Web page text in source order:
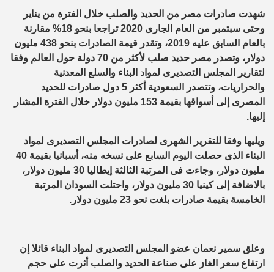
شهدت صادرات مصر من الحديد والصلب خلال الفترة من يناير
وحتى سبتمبر من العام الجارى 2020 تراجعا بنحو 18% مقارنة
بالعام السابق عليه 2019، وتقدر قيمة الصادرات بنحو 438 مليون
دولار، وتصدر مصر حديد صلب لأكثر من 70 دولة حول العالم وفقا
لتقارير المجلس التصديرى لمواد البناء والسلع المعدنية
والحراريات، وتتصدر السعودية أكثر 5 دول صادرات للحديد
المصرى إلى أسواقها بقيمة 153 مليون دولار خلال الفترة المشار
إليها.
ويليها وفقا للتقرير الشهرى لصادرات المجلس التصديرى لمواد
البناء الذى حصلت اليوم السابع على نسخه منه، أسبانيا بقيمة 40
مليون دولار، وجاءت فى المرتبة الثالثة إيطاليا 30 مليون دولار،
بالاضافة إلى كينيا 30 مليون دولار، واحتلت السودان المرتبة
الخامسة بقيمة صادرات بلغت نحو 23 مليون دولار.
وعلق سمير نعمان عضو المجلس التصديرى لمواد البناء قائلا إن
ارتفاع سعر الغاز على صناعة الحديد والصلب أثرت على حجم